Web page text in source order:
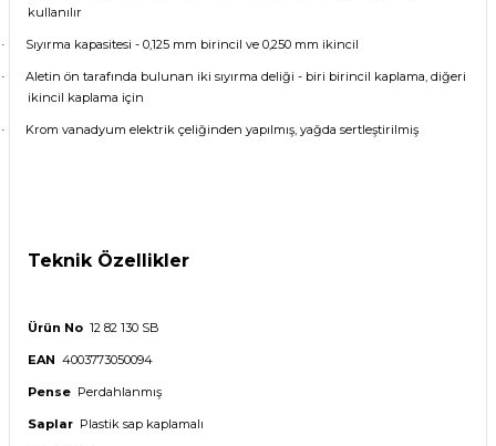
kullanılır
· Sıyırma kapasitesi - 0,125 mm birincil ve 0,250 mm ikincil
·
Aletin ön tarafında bulunan iki sıyırma deliği - biri birincil kaplama, diğeri
ikincil kaplama için
· Krom vanadyum elektrik çeliğinden yapılmış, yağda sertleştirilmiş
Teknik Özellikler
Ürün No 12 82 130 SB
EAN 4003773050094
Pense Perdahlanmış
Saplar Plastik sap kaplamalı